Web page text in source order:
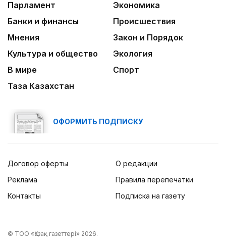
Парламент
Экономика
Банки и финансы
Происшествия
Мнения
Закон и Порядок
Культура и общество
Экология
В мире
Спорт
Таза Казахстан
ОФОРМИТЬ ПОДПИСКУ
Договор оферты
Реклама
Контакты
О редакции
Правила перепечатки
Подписка на газету
© ТОО «Қазақ газеттері» 2026.